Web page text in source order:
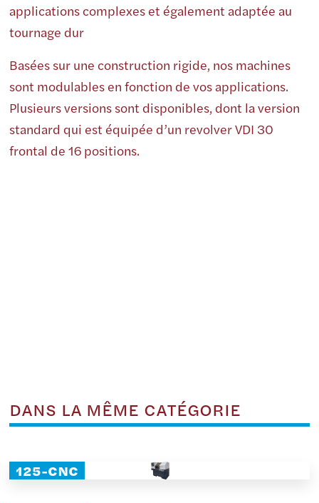
applications complexes et également adaptée au
tournage dur
Basées sur une construction rigide, nos machines
sont modulables en fonction de vos applications.
Plusieurs versions sont disponibles, dont la version
standard qui est équipée d’un revolver VDI 30
frontal de 16 positions.
DANS LA MÊME CATÉGORIE
125-CNC